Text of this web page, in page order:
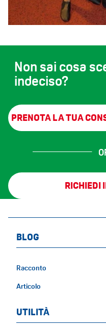
Non sai cosa
indeciso?
PRENOTA LA TUA
RICHIEDI
BLOG
Racconto
Articolo
UTILITÀ